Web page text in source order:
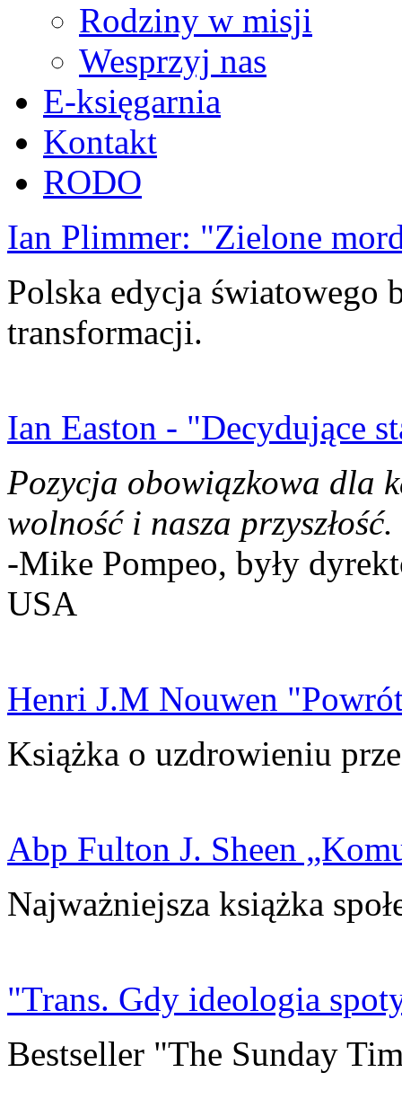
Rodziny w misji
Wesprzyj nas
E-księgarnia
Kontakt
RODO
Ian Plimmer: "Zielone
Polska edycja światowego
transformacji.
Ian Easton - "Decydujące
Pozycja obowiązkowa dla
wolność i nasza przyszłość.
-Mike Pompeo, były
USA
Henri J.M Nouwen
Książka o uzdrowieniu
Abp Fulton J. Sheen
Najważniejsza książka
"Trans. Gdy ideologia
Bestseller "The Sunday